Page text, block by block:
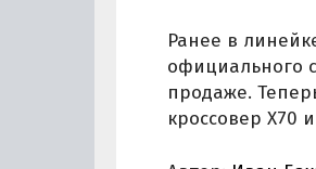
Ранее в
официального
продаже.
кроссовер X70